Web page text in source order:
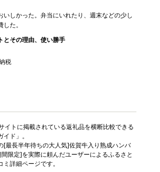
いしかった。弁当にいれたり、週末などの少し
た。
その理由、使い勝手
税
イトに掲載されている返礼品を横断比較できる
イド」。
[最長半年待ちの大人気]佐賀牛入り熟成ハンバ
限定]を実際に頼んだユーザーによるふるさと
詳細ページです。